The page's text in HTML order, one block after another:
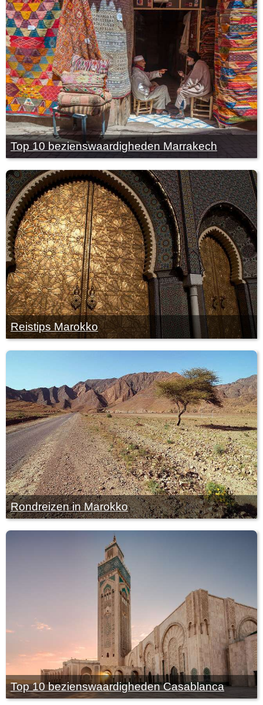
Top 10 bezienswaardigheden Marrakech
Reistips Marokko
Rondreizen in Marokko
Top 10 bezienswaardigheden Casablanca